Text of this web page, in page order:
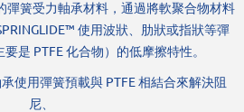
彈簧受力軸承材料，通過將軟聚合物材料
使用波狀、肋狀或指狀等彈
是 PTFE 化合物）的低摩擦特性。
使用彈簧預載與 PTFE 相結合來解決阻
尼、